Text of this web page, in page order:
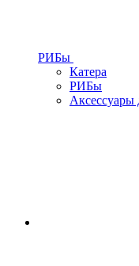
РИБы
Катера
РИБы